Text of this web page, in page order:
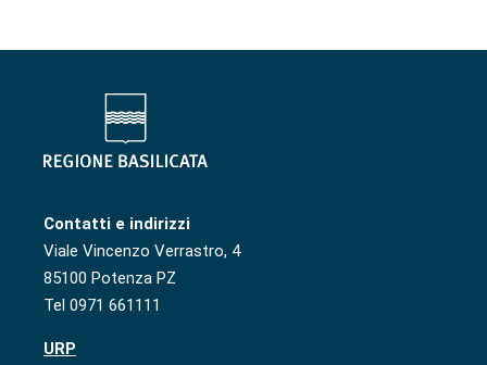
Contatti e indirizzi
Viale Vincenzo Verrastro, 4
85100 Potenza PZ
Tel 0971 661111
URP